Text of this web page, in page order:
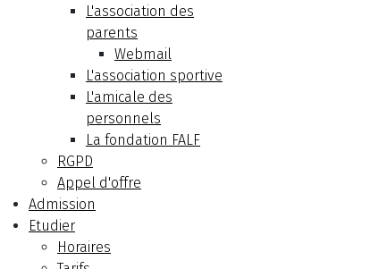
L'association des
parents
Webmail
L'association sportive
L'amicale des
personnels
La fondation FALF
RGPD
Appel d'offre
Admission
Etudier
Horaires